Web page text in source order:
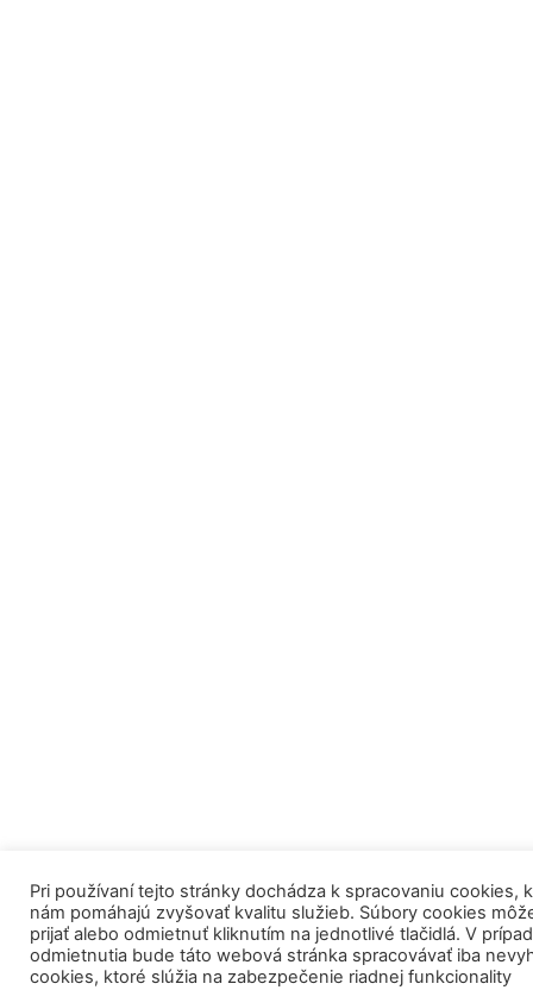
Pri používaní tejto stránky dochádza k spracovaniu cookies,
nám pomáhajú zvyšovať kvalitu služieb. Súbory cookies
prijať alebo odmietnuť kliknutím na jednotlivé tlačidlá. V
odmietnutia bude táto webová stránka spracovávať iba
cookies, ktoré slúžia na zabezpečenie riadnej funkcionality